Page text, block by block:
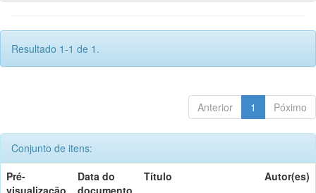
Resultado 1-1 de 1.
Anterior 1 Póximo
Conjunto de itens:
Pré-
visualização
Data do
documento
Título Autor(es)